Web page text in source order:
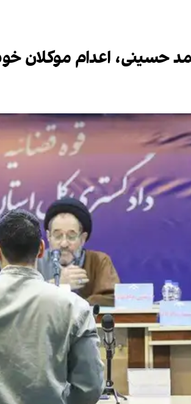
اعدام موکلان خود